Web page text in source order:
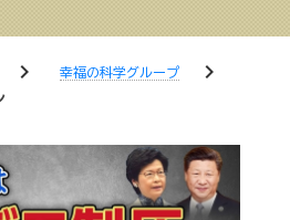
chevron_right 幸福の科学グループ chevron_right